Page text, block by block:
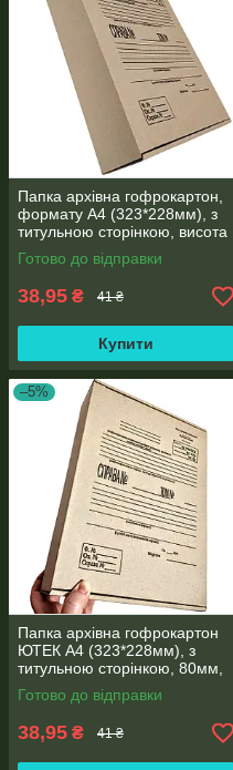
Папка архівна гофрокартон,
формату А4 (323*228мм), з
титульною сторінкою, висота
корінця 80мм
Готово до відправки
38,95 ₴ 41 ₴
Купити
–5%
Папка архівна гофрокартон
ЮТЕК А4 (323*228мм), з
титульною сторінкою, 80мм,
місткість 500 аркушів
Готово до відправки
38,95 ₴ 41 ₴